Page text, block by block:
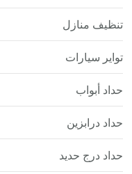
تنظيف منازل
تواير سيارات
حداد أبواب
حداد درابزين
حداد درج حديد